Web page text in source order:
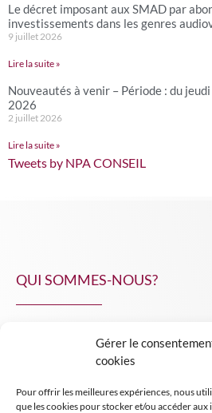
Gérer le
cookies
Pour offrir les meilleures expériences, nous
que les cookies pour stocker et/ou accéder
Le décret imposant aux SMAD par
investissements dans les genres
9 juillet 2026
Lire la suite »
Nouveautés à venir – Période : du
2026
2 juillet 2026
Lire la suite »
Tweets by NPA CONSEIL
QUI SOMMES-NOUS?
INSIGHT NPA